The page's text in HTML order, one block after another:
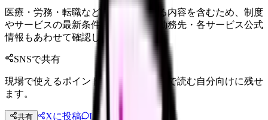
医療・労務・転職など判断に影響する内容を含むため、制度
やサービスの最新条件は公的機関・勤務先・各サービス公式
情報もあわせて確認してください。
SNSで共有
現場で使えるポイントを、同僚やあとで読む自分向けに残せ
ます。
共有 Xに投稿 LINE
投稿文コピー